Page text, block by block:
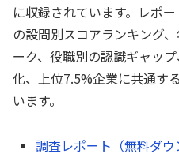
に収録されています。レポ
の設問別スコアランキング
ーク、役職別の認識ギャッ
化、上位7.5%企業に共通す
います。
調査レポート（無料ダウ